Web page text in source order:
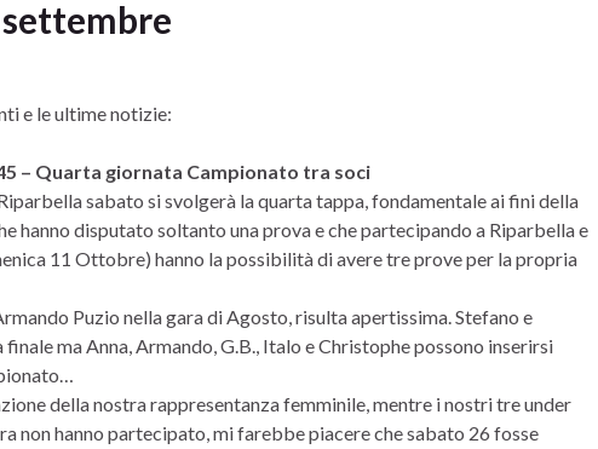
e le ultime notizie:
– Quarta giornata Campionato tra soci
sabato si svolgerà la quarta tappa, fondamentale ai fini della
hanno disputato soltanto una prova e che partecipando a Riparbella e
11 Ottobre) hanno la possibilità di avere tre prove per la propria
Puzio nella gara di Agosto, risulta apertissima. Stefano e
ma Anna, Armando, G.B., Italo e Christophe possono inserirsi
della nostra rappresentanza femminile, mentre i nostri tre under
non hanno partecipato, mi farebbe piacere che sabato 26 fosse